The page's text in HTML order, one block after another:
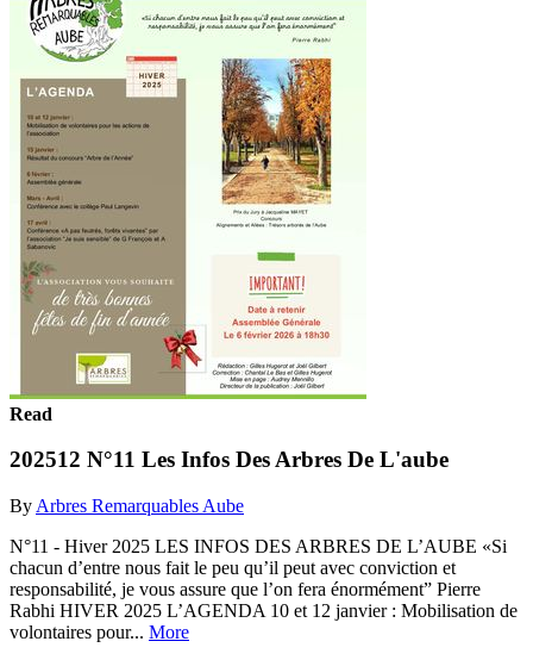
Read
202512 N°11 Les Infos Des Arbres De L'aube
By Arbres Remarquables Aube
N°11 - Hiver 2025 LES INFOS DES ARBRES DE L’AUBE «Si
chacun d’entre nous fait le peu qu’il peut avec conviction et
responsabilité, je vous assure que l’on fera énormément” Pierre
Rabhi HIVER 2025 L’AGENDA 10 et 12 janvier : Mobilisation de
volontaires pour... More